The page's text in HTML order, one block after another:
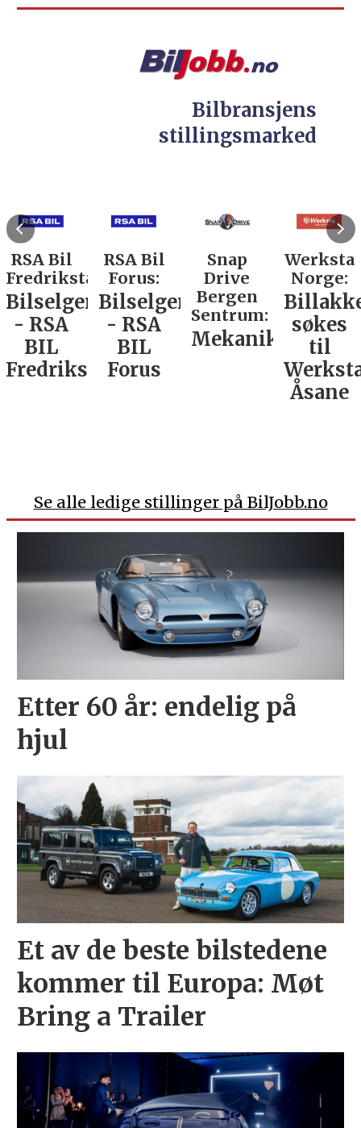
Bilbransjens
stillingsmarked
RSA Bil
Fredrikstad:
Bilselger
- RSA
BIL
Fredrikstad
RSA Bil
Forus:
Bilselger
- RSA
BIL
Forus
Snap
Drive
Bergen
Sentrum:
Mekaniker
Werksta
Norge:
søkes
til
Åsane
Se alle ledige stillinger på BilJobb.no
Etter 60 år: endelig på
hjul
Et av de beste bilstedene
kommer til Europa: Møt
Bring a Trailer